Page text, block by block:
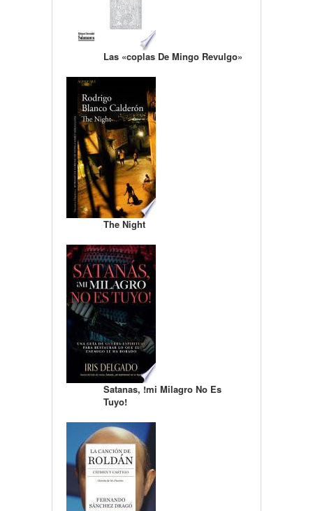
Las «coplas De Mingo Revulgo»
The Night
Satanas, !mi Milagro No Es
Tuyo!